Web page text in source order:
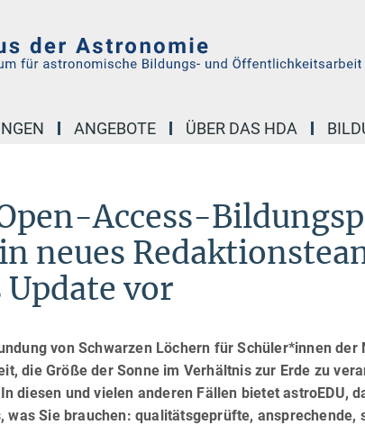
ANGEBOTE ÜBER DAS HDA
Access-
neues
vor
von Schwarzen Löchern für Schüler*innen
die Größe der Sonne im Verhältnis zur Erde zu
diesen und vielen anderen Fällen bietet astroEDU,
Sie brauchen: qualitätsgeprüfte,